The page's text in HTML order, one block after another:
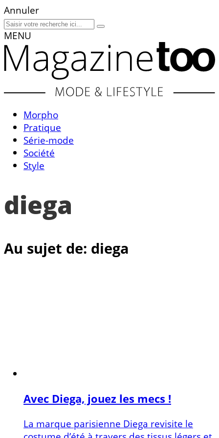
Annuler
MENU
Morpho
Pratique
Série-mode
Société
Style
diega
Au sujet de: diega
Avec Diega, jouez les mecs !
La marque parisienne Diega revisite le